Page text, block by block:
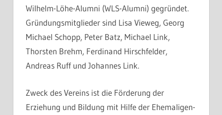
Wilhelm-Löhe-Alumni (WLS-Alumni) gegründet.
Gründungsmitglieder sind Lisa Vieweg, Georg
Michael Schopp, Peter Batz, Michael Link,
Thorsten Brehm, Ferdinand Hirschfelder,
Andreas Ruff und Johannes Link.
Zweck des Vereins ist die Förderung der
Erziehung und Bildung mit Hilfe der Ehemaligen-